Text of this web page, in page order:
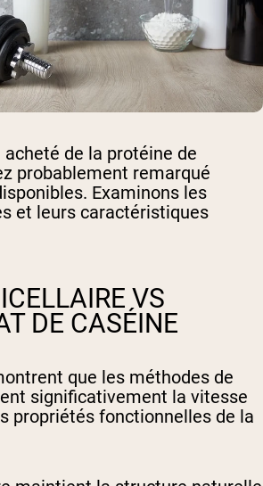
de la protéine de
probablement remarqué
Examinons les
et leurs caractéristiques
VS
DE CASÉINE
que les méthodes de
significativement la vitesse
propriétés fonctionnelles de la